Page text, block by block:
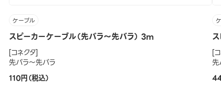
ケーブル
スピーカーケーブル（先バラ～先バラ） 3m
[コネクタ]
先バラ～先バラ
110円（税込）
[